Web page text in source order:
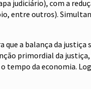
judiciário), com a
entre outros).
a balança da
primordial da
da economia.